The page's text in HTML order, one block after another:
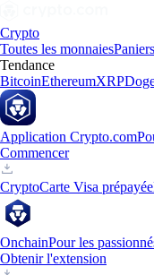
Crypto
Toutes les monnaiesPaniers
Tendance
BitcoinEthereumXRP
Application Crypto.com
Commencer
CryptoCarte Visa prépayée
OnchainPour les
Obtenir l'extension